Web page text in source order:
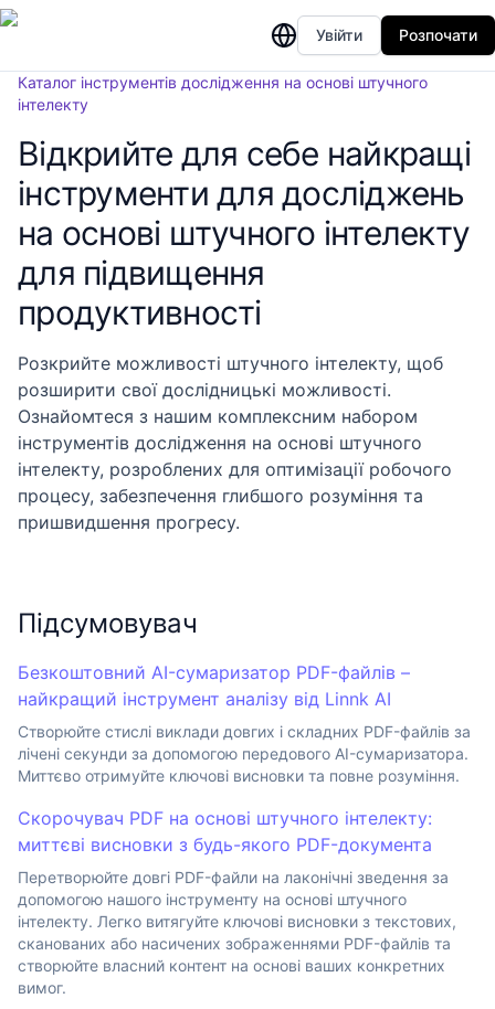
Увійти Розпочати
Каталог інструментів дослідження на основі штучного
інтелекту
Відкрийте для себе найкращі
інструменти для досліджень
на основі штучного інтелекту
для підвищення
продуктивності
Розкрийте можливості штучного інтелекту, щоб
розширити свої дослідницькі можливості.
Ознайомтеся з нашим комплексним набором
інструментів дослідження на основі штучного
інтелекту, розроблених для оптимізації робочого
процесу, забезпечення глибшого розуміння та
пришвидшення прогресу.
Підсумовувач
Безкоштовний AI-сумаризатор PDF-файлів –
найкращий інструмент аналізу від Linnk AI
Створюйте стислі виклади довгих і складних PDF-файлів за
лічені секунди за допомогою передового AI-сумаризатора.
Миттєво отримуйте ключові висновки та повне розуміння.
Скорочувач PDF на основі штучного інтелекту:
миттєві висновки з будь-якого PDF-документа
Перетворюйте довгі PDF-файли на лаконічні зведення за
допомогою нашого інструменту на основі штучного
інтелекту. Легко витягуйте ключові висновки з текстових,
сканованих або насичених зображеннями PDF-файлів та
створюйте власний контент на основі ваших конкретних
вимог.